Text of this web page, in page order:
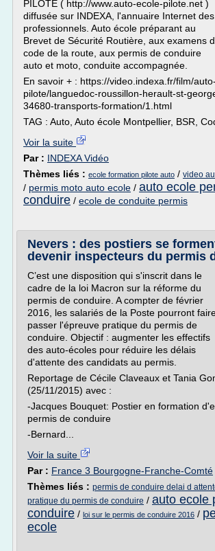
PILOTE ( http://www.auto-ecole-pilote.net )
diffusée sur INDEXA, l'annuaire Internet des
professionnels. Auto école préparant au
Brevet de Sécurité Routière, aux examens
code de la route, aux permis de conduire
auto et moto, conduite accompagnée.
En savoir + : https://video.indexa.fr/film/
pilote/languedoc-roussillon-herault-st-
34680-transports-formation/1.html
TAG : Auto, Auto école Montpellier, BSR,
Voir la suite
Par : INDEXA Vidéo
Thèmes liés : ecole formation pilote auto / video
/ permis moto auto ecole / auto ecole
conduire / ecole de conduite permis
Nevers : des postiers se
devenir inspecteurs du permis
C’est une disposition qui s'inscrit dans le
cadre de la loi Macron sur la réforme du
permis de conduire. A compter de février
2016, les salariés de la Poste pourront
passer l'épreuve pratique du permis de
conduire. Objectif : augmenter les effectifs
des auto-écoles pour réduire les délais
d'attente des candidats au permis.
Reportage de Cécile Claveaux et Tania
(25/11/2015) avec :
-Jacques Bouquet: Postier en formation
permis de conduire
-Bernard...
Voir la suite
Par : France 3 Bourgogne-Franche-Comté
Thèmes liés : permis de conduire delai d
pratique du permis de conduire / auto ecole
conduire / loi sur le permis de conduire 2016 /
ecole